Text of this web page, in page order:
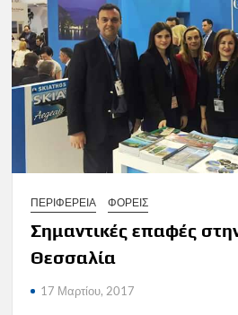
ΠΕΡΙΦΕΡΕΙΑ ΦΟΡΕΙΣ
Σημαντικές επαφές
Θεσσαλία
17 Μαρτίου, 2017